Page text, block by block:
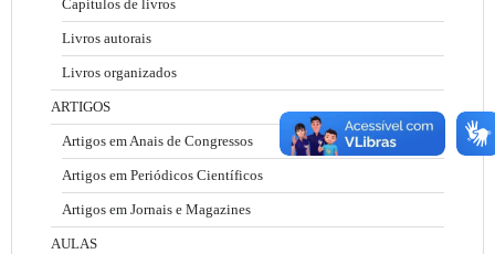
Capítulos de livros
Livros autorais
Livros organizados
ARTIGOS
Artigos em Anais de Congressos
Artigos em Periódicos Científicos
Artigos em Jornais e Magazines
AULAS